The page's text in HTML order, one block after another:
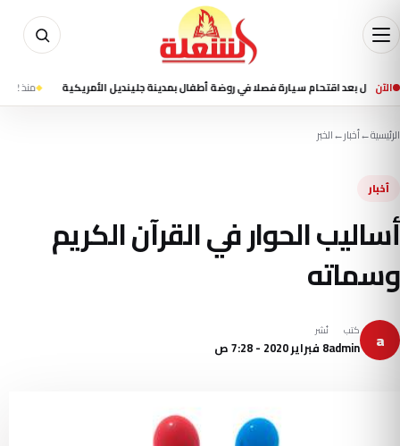
الآن منذ 2 ساعة
الرئيسية←أخبار←الخبر
أخبار
أساليب الحوار في القرآن الكريم
وسماته
a كتب
admin
نُشر
8 فبراير 2020 - 7:28 ص